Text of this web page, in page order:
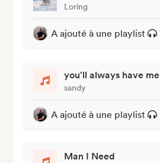
Loring
A ajouté à une playlist
you'll always have me
sandy
A ajouté à une playlist
Man I Need